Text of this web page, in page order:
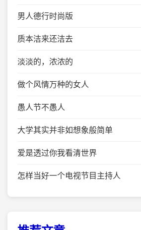
男人德行时尚版
质本洁来还洁去
淡淡的，浓浓的
做个风情万种的女人
愚人节不愚人
大学其实并非如想象般简单
爱是透过你我看清世界
怎样当好一个电视节目主持人